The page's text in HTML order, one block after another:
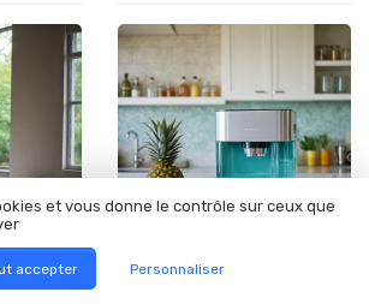
30/11/2025
et vous donne le contrôle sur ceux que
accepter Personnaliser